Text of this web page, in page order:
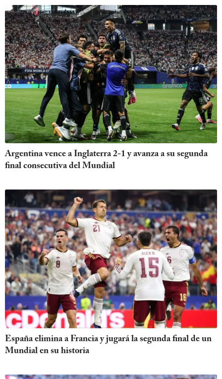
Argentina vence a Inglaterra 2-1 y avanza a su segunda
final consecutiva del Mundial
España elimina a Francia y jugará la segunda final de un
Mundial en su historia